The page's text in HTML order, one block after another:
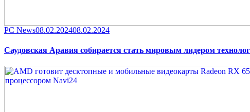
Category
PC NewsPosted
08.02.202408.02.2024
Саудовская Аравия собирается стать мировым лидером